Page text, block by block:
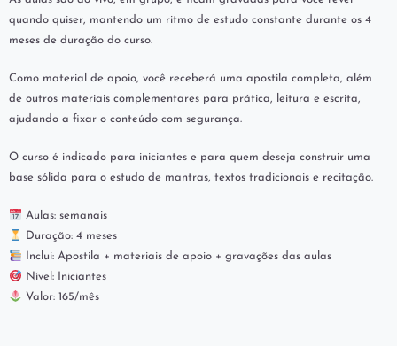
quando quiser, mantendo um ritmo de estudo constante durante os 4
meses de duração do curso.
Como material de apoio, você receberá uma apostila completa, além
de outros materiais complementares para prática, leitura e escrita,
ajudando a fixar o conteúdo com segurança.
O curso é indicado para iniciantes e para quem deseja construir uma
base sólida para o estudo de mantras, textos tradicionais e recitação.
Aulas: semanais
Duração: 4 meses
Inclui: Apostila + materiais de apoio + gravações das aulas
Nível: Iniciantes
Valor: 165/mês